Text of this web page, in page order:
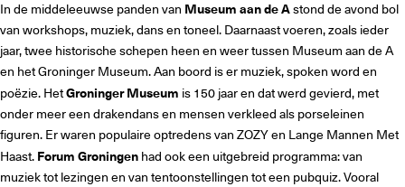
In de middeleeuwse panden van Museum aan de Astond de avond bol
van workshops, muziek, dans en toneel. Daarnaast voeren, zoals ieder
jaar, twee historische schepen heen en weer tussen Museum aan de A
en het Groninger Museum. Aan boord is er muziek, spoken word en
poëzie. HetGroninger Museum is 150 jaar en dat werd gevierd, met
onder meer een drakendans en mensen verkleed als porseleinen
figuren. Er waren populaire optredens van ZOZY en Lange Mannen Met
Haast. Forum Groningen had ook een uitgebreid programma: van
muziek tot lezingen en van tentoonstellingen tot een pubquiz. Vooral